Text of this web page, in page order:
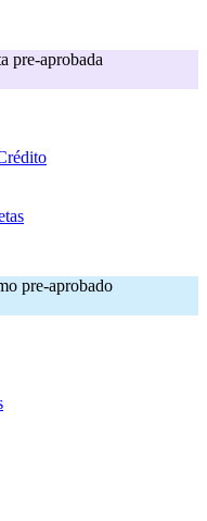
pre-aprobada
pre-aprobado